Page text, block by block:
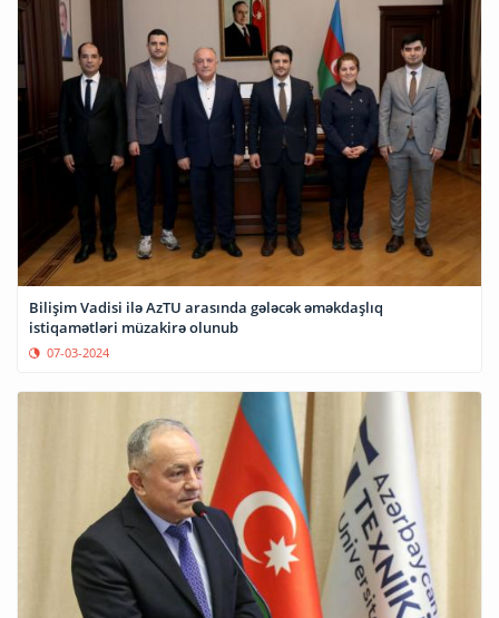
Bilişim Vadisi ilə AzTU arasında gələcək əməkdaşlıq
istiqamətləri müzakirə olunub
07-03-2024